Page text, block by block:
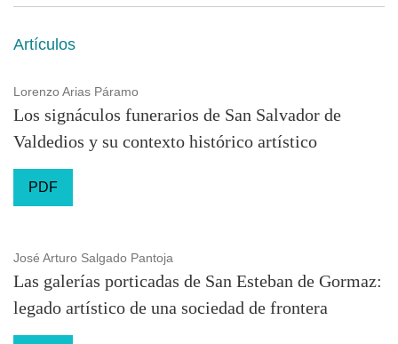
Artículos
Lorenzo Arias Páramo
Los signáculos funerarios de San Salvador de
Valdedios y su contexto histórico artístico
PDF
José Arturo Salgado Pantoja
Las galerías porticadas de San Esteban de Gormaz:
legado artístico de una sociedad de frontera